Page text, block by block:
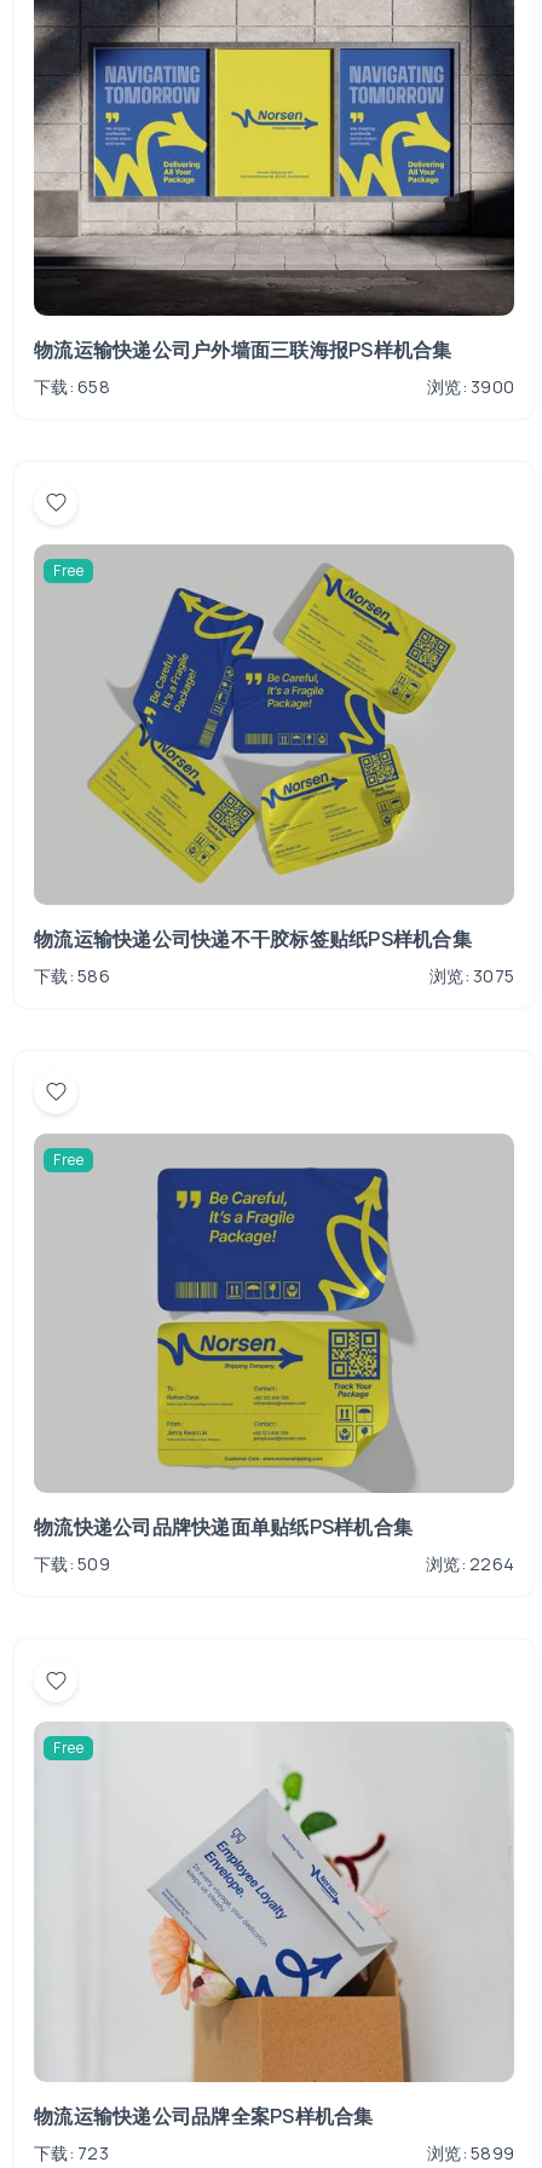
物流运输快递公司户外墙面三联海报PS样机合集
下载: 658 浏览: 3900
Free
物流运输快递公司快递不干胶标签贴纸PS样机合集
下载: 586 浏览: 3075
Free
物流快递公司品牌快递面单贴纸PS样机合集
下载: 509 浏览: 2264
Free
物流运输快递公司品牌全案PS样机合集
下载: 723 浏览: 5899